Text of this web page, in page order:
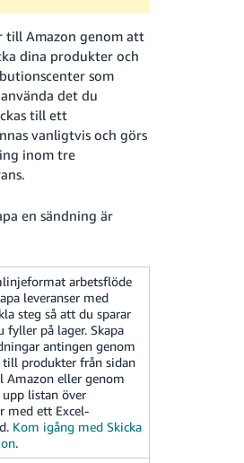
till Amazon genom att
dina produkter och
som
det du
till ett
vanligtvis och görs
inom tre
en sändning är
arbetsflöde
leveranser med
steg så att du sparar
fyller på lager. Skapa
antingen genom
produkter från sidan
Amazon eller genom
listan över
med ett Excel-
Kom igång med Skicka
.